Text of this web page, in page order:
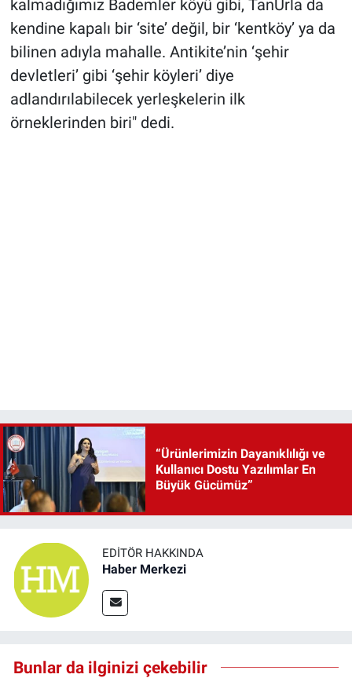
kalmadığımız Bademler köyü gibi, TanUrla da
kendine kapalı bir ‘site’ değil, bir ‘kentköy’ ya da
bilinen adıyla mahalle. Antikite’nin ‘şehir
devletleri’ gibi ‘şehir köyleri’ diye
adlandırılabilecek yerleşkelerin ilk
örneklerinden biri" dedi.
“Ürünlerimizin Dayanıklılığı ve
Kullanıcı Dostu Yazılımlar En
Büyük Gücümüz”
EDITÖR HAKKINDA
Haber Merkezi
Bunlar da ilginizi çekebilir